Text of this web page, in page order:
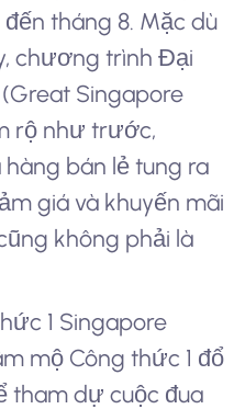
tháng 8. Mặc dù
chương trình Đại
Singapore
rộ như trước,
bán lẻ tung ra
giá và khuyến mãi
không phải là
1 Singapore
mộ Công thức 1 đổ
tham dự cuộc đua